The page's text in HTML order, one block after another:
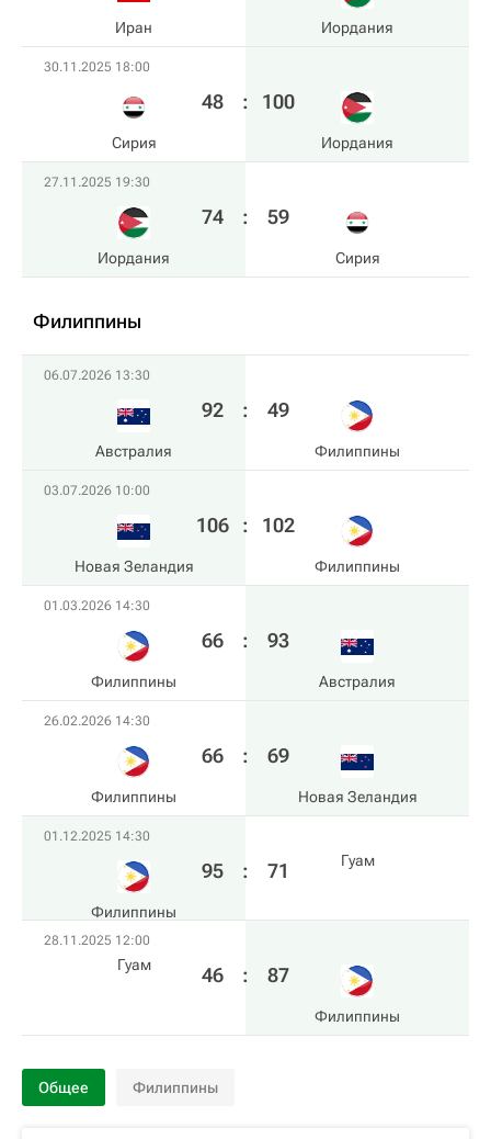
Иран Иордания
30.11.2025 18:00
Сирия
48 : 100
Иордания
27.11.2025 19:30
Иордания
74 : 59
Сирия
Филиппины
06.07.2026 13:30
Австралия
92 : 49
Филиппины
03.07.2026 10:00
Новая Зеландия
106 : 102
Филиппины
01.03.2026 14:30
Филиппины
66 : 93
Австралия
26.02.2026 14:30
Филиппины
66 : 69
Новая Зеландия
01.12.2025 14:30
Филиппины
95 : 71 Гуам
28.11.2025 12:00
Гуам 46 : 87
Филиппины
Общее Филиппины